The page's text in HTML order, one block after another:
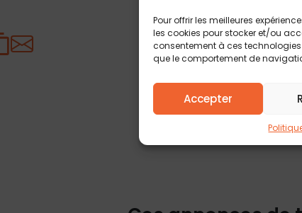
Pour offrir les meilleures
les cookies pour stocker et/ou
consentement à ces
que le comportement de
Accepter